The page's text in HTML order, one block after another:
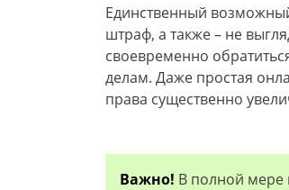
Единственный
штраф, а также – не
своевременно
делам. Даже простая
права существенно
Важно! В полной мере